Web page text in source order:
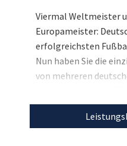
Viermal Weltmeister
Europameister:
erfolgreichsten
Nun haben Sie die
von mehreren
handsigniertes
jährigen Bestehen
anderem haben sich